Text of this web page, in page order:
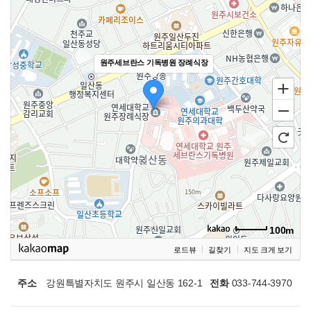
원주세브란스 기독병원 장례식장
100m
로드뷰 길찾기 지도 크게 보기
주소 강원특별자치도 원주시 일산동 162-1​ 전화033-744-3970